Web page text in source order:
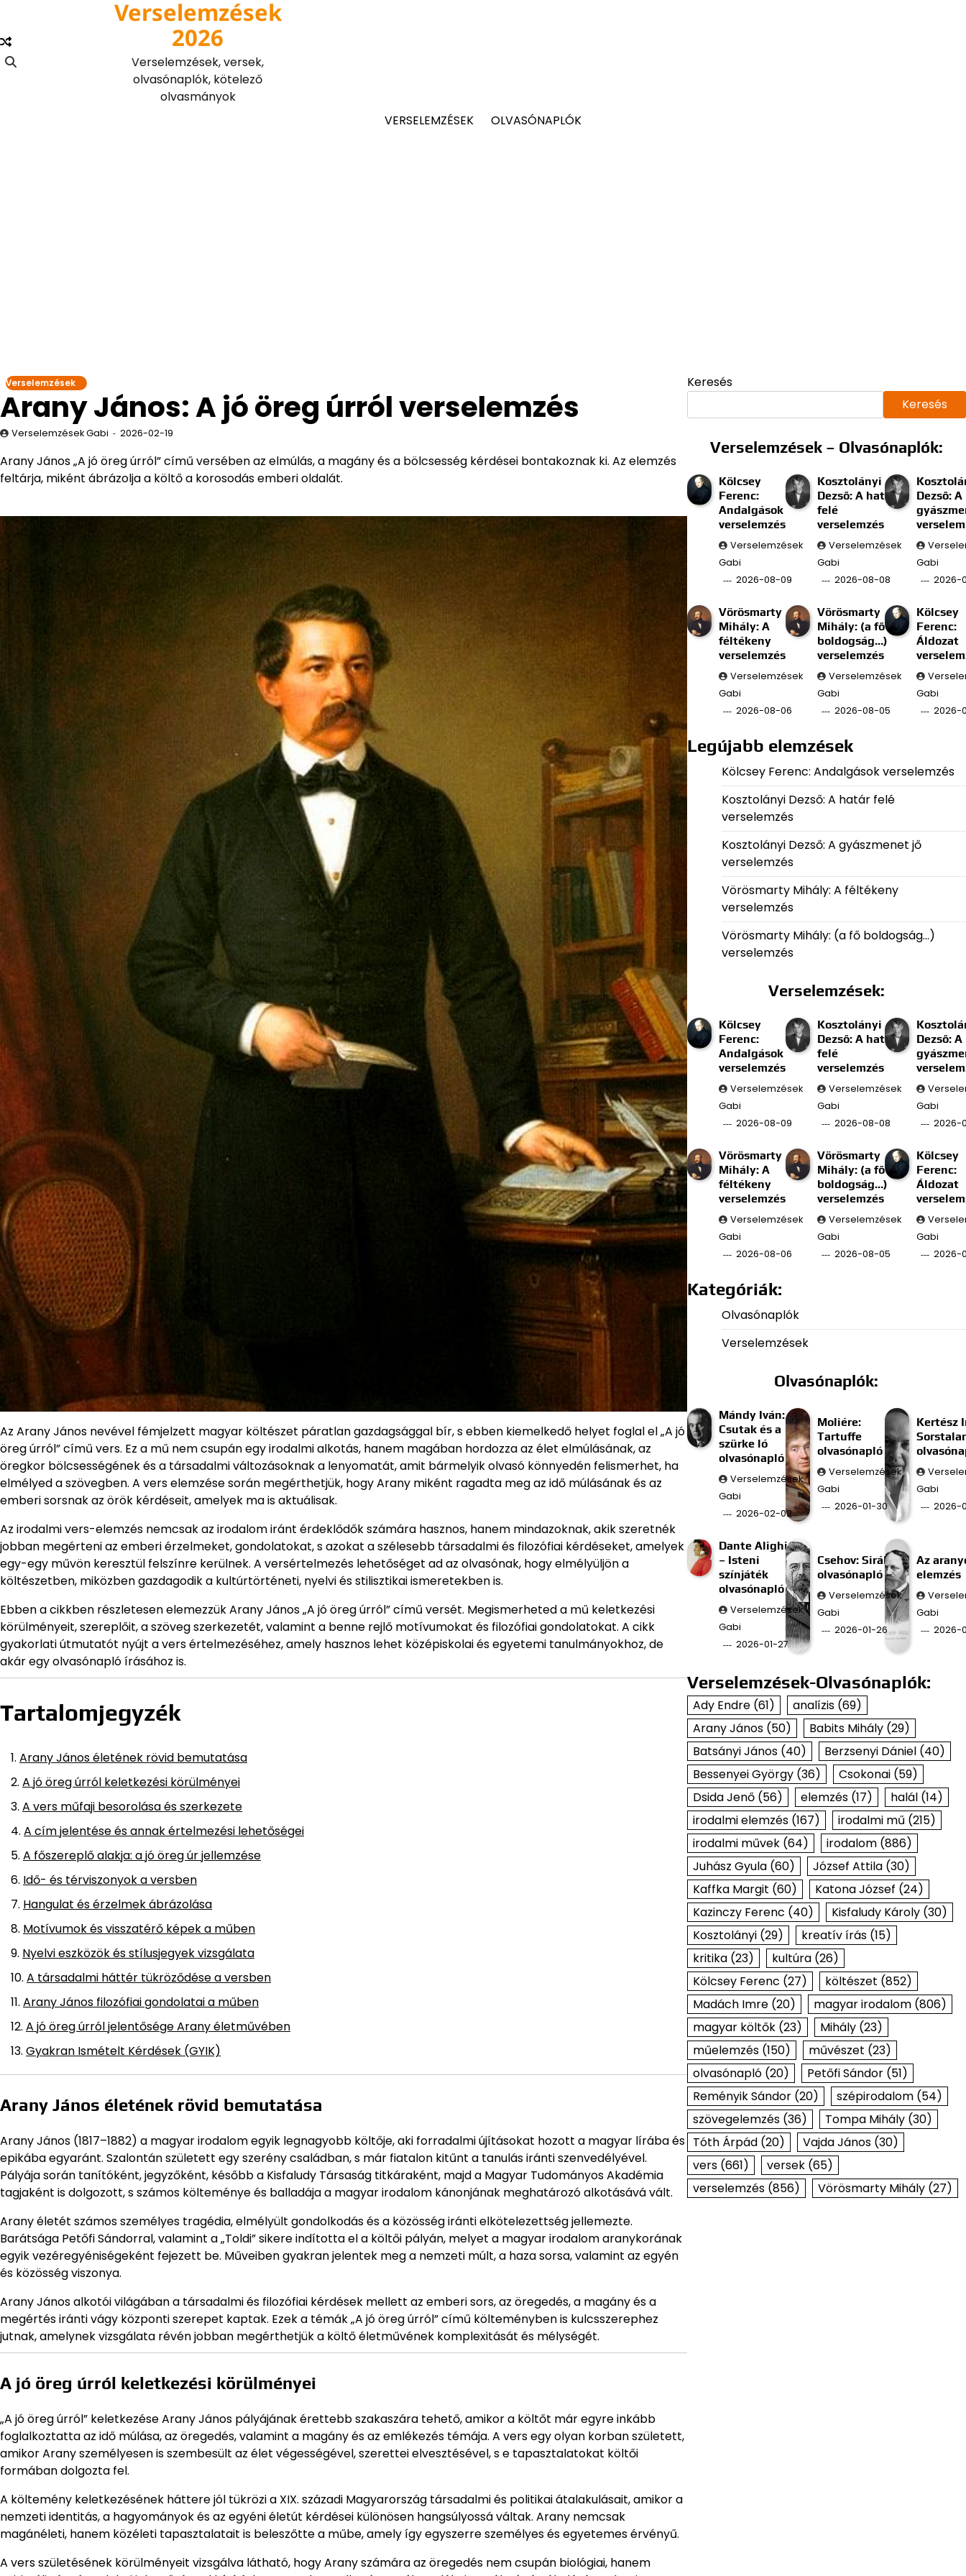
content
Verselemzések
2026
Verselemzések, versek,
olvasónaplók, kötelező
olvasmányok
VERSELEMZÉSEK
OLVASÓNAPLÓK
Verselemzések
Arany János: A jó öreg úrról verselemzés
Verselemzések Gabi 2026-02-19
Arany János „A jó öreg úrról” című versében az elmúlás, a magány és a bölcsesség kérdései bontakoznak ki. Az elemzés
feltárja, miként ábrázolja a költő a korosodás emberi oldalát.
Az Arany János nevével fémjelzett magyar költészet páratlan gazdagsággal bír, s ebben kiemelkedő helyet foglal el „A jó
öreg úrról” című vers. Ez a mű nem csupán egy irodalmi alkotás, hanem magában hordozza az élet elmúlásának, az
öregkor bölcsességének és a társadalmi változásoknak a lenyomatát, amit bármelyik olvasó könnyedén felismerhet, ha
elmélyed a szövegben. A vers elemzése során megérthetjük, hogy Arany miként ragadta meg az idő múlásának és az
emberi sorsnak az örök kérdéseit, amelyek ma is aktuálisak.
Az irodalmi vers-elemzés nemcsak az irodalom iránt érdeklődők számára hasznos, hanem mindazoknak, akik szeretnék
jobban megérteni az emberi érzelmeket, gondolatokat, s azokat a szélesebb társadalmi és filozófiai kérdéseket, amelyek
egy-egy művön keresztül felszínre kerülnek. A versértelmezés lehetőséget ad az olvasónak, hogy elmélyüljön a
költészetben, miközben gazdagodik a kultúrtörténeti, nyelvi és stilisztikai ismeretekben is.
Ebben a cikkben részletesen elemezzük Arany János „A jó öreg úrról” című versét. Megismerheted a mű keletkezési
körülményeit, szereplőit, a szöveg szerkezetét, valamint a benne rejlő motívumokat és filozófiai gondolatokat. A cikk
gyakorlati útmutatót nyújt a vers értelmezéséhez, amely hasznos lehet középiskolai és egyetemi tanulmányokhoz, de
akár egy olvasónapló írásához is.
Tartalomjegyzék
Arany János életének rövid bemutatása
A jó öreg úrról keletkezési körülményei
A vers műfaji besorolása és szerkezete
A cím jelentése és annak értelmezési lehetőségei
A főszereplő alakja: a jó öreg úr jellemzése
Idő- és térviszonyok a versben
Hangulat és érzelmek ábrázolása
Motívumok és visszatérő képek a műben
Nyelvi eszközök és stílusjegyek vizsgálata
A társadalmi háttér tükröződése a versben
Arany János filozófiai gondolatai a műben
A jó öreg úrról jelentősége Arany életművében
Gyakran Ismételt Kérdések (GYIK)
Arany János életének rövid bemutatása
Arany János (1817–1882) a magyar irodalom egyik legnagyobb költője, aki forradalmi újításokat hozott a magyar lírába és
epikába egyaránt. Szalontán született egy szerény családban, s már fiatalon kitűnt a tanulás iránti szenvedélyével.
Pályája során tanítóként, jegyzőként, később a Kisfaludy Társaság titkáraként, majd a Magyar Tudományos Akadémia
tagjaként is dolgozott, s számos költeménye és balladája a magyar irodalom kánonjának meghatározó alkotásává vált.
Arany életét számos személyes tragédia, elmélyült gondolkodás és a közösség iránti elkötelezettség jellemezte.
Barátsága Petőfi Sándorral, valamint a „Toldi” sikere indította el a költői pályán, melyet a magyar irodalom aranykorának
egyik vezéregyéniségeként fejezett be. Műveiben gyakran jelentek meg a nemzeti múlt, a haza sorsa, valamint az egyén
és közösség viszonya.
Arany János alkotói világában a társadalmi és filozófiai kérdések mellett az emberi sors, az öregedés, a magány és a
megértés iránti vágy központi szerepet kaptak. Ezek a témák „A jó öreg úrról” című költeményben is kulcsszerephez
jutnak, amelynek vizsgálata révén jobban megérthetjük a költő életművének komplexitását és mélységét.
A jó öreg úrról keletkezési körülményei
„A jó öreg úrról” keletkezése Arany János pályájának érettebb szakaszára tehető, amikor a költőt már egyre inkább
foglalkoztatta az idő múlása, az öregedés, valamint a magány és az emlékezés témája. A vers egy olyan korban született,
amikor Arany személyesen is szembesült az élet végességével, szerettei elvesztésével, s e tapasztalatokat költői
formában dolgozta fel.
A költemény keletkezésének háttere jól tükrözi a XIX. századi Magyarország társadalmi és politikai átalakulásait, amikor a
nemzeti identitás, a hagyományok és az egyéni életút kérdései különösen hangsúlyossá váltak. Arany nemcsak
magánéleti, hanem közéleti tapasztalatait is beleszőtte a műbe, amely így egyszerre személyes és egyetemes érvényű.
A vers születésének körülményeit vizsgálva látható, hogy Arany számára az öregedés nem csupán biológiai, hanem
Keresés
Keresés
Verselemzések – Olvasónaplók:
Kölcsey
Ferenc:
Andalgások
verselemzés
Verselemzések
Gabi
2026-08-09
Kosztolányi
Dezső: A határ
felé
verselemzés
Verselemzések
Gabi
2026-08-08
Dezső: A
Gabi
2026-
Vörösmarty
Mihály: A
féltékeny
verselemzés
Verselemzések
Gabi
2026-08-06
Vörösmarty
Mihály: (a fő
boldogság…)
verselemzés
Verselemzések
Gabi
2026-08-05
Kölcsey
Ferenc:
Áldozat
Gabi
2026-
Legújabb elemzések
Kölcsey Ferenc: Andalgások verselemzés
Kosztolányi Dezső: A határ felé
verselemzés
Kosztolányi Dezső: A gyászmenet jő
verselemzés
Vörösmarty Mihály: A féltékeny
verselemzés
Vörösmarty Mihály: (a fő boldogság…)
verselemzés
Verselemzések:
Kölcsey
Ferenc:
Andalgások
verselemzés
Verselemzések
Gabi
2026-08-09
Kosztolányi
Dezső: A határ
felé
verselemzés
Verselemzések
Gabi
2026-08-08
Dezső: A
Gabi
2026-
Vörösmarty
Mihály: A
féltékeny
verselemzés
Verselemzések
Gabi
2026-08-06
Vörösmarty
Mihály: (a fő
boldogság…)
verselemzés
Verselemzések
Gabi
2026-08-05
Kölcsey
Ferenc:
Áldozat
Gabi
2026-
Kategóriák:
Olvasónaplók
Verselemzések
Olvasónaplók:
Mándy Iván:
Csutak és a
szürke ló
olvasónapló
Verselemzések
Gabi
2026-02-02
Moliére:
Tartuffe
olvasónapló
Verselemzések
Gabi
2026-01-30
Kertész
Gabi
2026-
Dante Alighieri
– Isteni
színjáték
olvasónapló
Verselemzések
Gabi
2026-01-27
Csehov: Sirály
olvasónapló
Verselemzések
Gabi
2026-01-26
Az
elemzés
Gabi
2026-
Verselemzések-Olvasónaplók:
Ady Endre(61) analízis(69)
Arany János(50) Babits Mihály(29)
Batsányi János(40) Berzsenyi Dániel(40)
Bessenyei György(36) Csokonai(59)
Dsida Jenő(56) elemzés(17) halál(14)
irodalmi elemzés(167) irodalmi mű (215)
irodalmi művek(64) irodalom(886)
Juhász Gyula(60) József Attila(30)
Kaffka Margit (60) Katona József (24)
Kazinczy Ferenc (40) Kisfaludy Károly(30)
Kosztolányi(29) kreatív írás(15)
kritika(23) kultúra(26)
Kölcsey Ferenc (27) költészet (852)
Madách Imre(20) magyar irodalom(806)
magyar költők(23) Mihály(23)
műelemzés(150) művészet (23)
olvasónapló(20) Petőfi Sándor(51)
Reményik Sándor(20) szépirodalom(54)
szövegelemzés(36) Tompa Mihály(30)
Tóth Árpád(20) Vajda János(30)
vers(661) versek(65)
verselemzés(856) Vörösmarty Mihály(27)